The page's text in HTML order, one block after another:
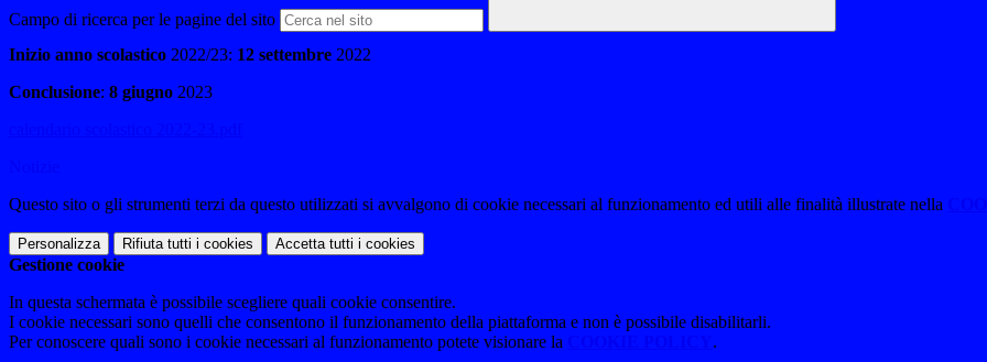
Campo di ricerca per le pagine del sito
Inizio anno scolastico 2022/23: 12 settembre 2022
Conclusione: 8 giugno 2023
Questo sito o gli strumenti terzi da questo utilizzati si avvalgono di cookie necessari al funzionamento ed utili alle finalità illustrate nella
Personalizza Rifiuta tutti i cookies Accetta tutti i cookies
Gestione cookie
In questa schermata è possibile scegliere quali cookie consentire.
I cookie necessari sono quelli che consentono il funzionamento della piattaforma e non è possibile disabilitarli.
Per conoscere quali sono i cookie necessari al funzionamento potete visionare la
.